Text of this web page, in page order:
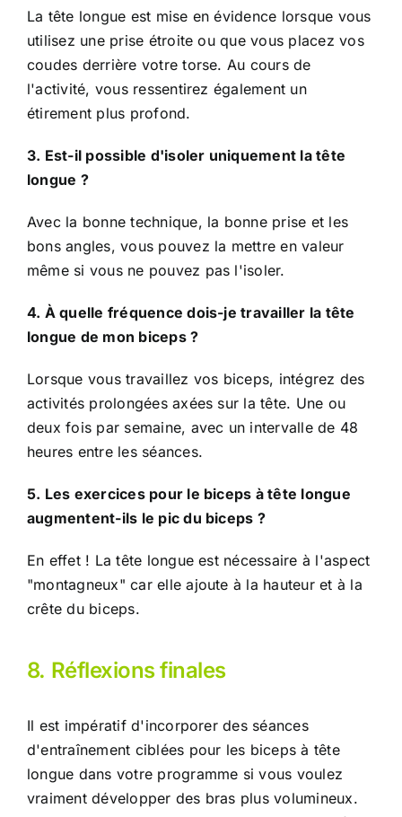
La tête longue est mise en évidence lorsque vous
utilisez une prise étroite ou que vous placez vos
coudes derrière votre torse. Au cours de
l'activité, vous ressentirez également un
étirement plus profond.
3. Est-il possible d'isoler uniquement la tête
longue ?
Avec la bonne technique, la bonne prise et les
bons angles, vous pouvez la mettre en valeur
même si vous ne pouvez pas l'isoler.
4. À quelle fréquence dois-je travailler la tête
longue de mon biceps ?
Lorsque vous travaillez vos biceps, intégrez des
activités prolongées axées sur la tête. Une ou
deux fois par semaine, avec un intervalle de 48
heures entre les séances.
5. Les exercices pour le biceps à tête longue
augmentent-ils le pic du biceps ?
En effet ! La tête longue est nécessaire à l'aspect
"montagneux" car elle ajoute à la hauteur et à la
crête du biceps.
8. Réflexions finales
Il est impératif d'incorporer des séances
d'entraînement ciblées pour les biceps à tête
longue dans votre programme si vous voulez
vraiment développer des bras plus volumineux.